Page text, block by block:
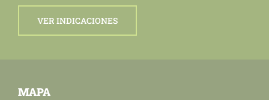
VER INDICACIONES
MAPA